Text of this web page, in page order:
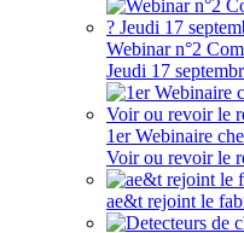
Webinar n°2
Jeudi 17
1er Webinaire
Voir ou revoir le
ae&t rejoint le